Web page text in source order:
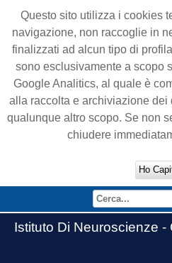
Questo sito utilizza i cookies
navigazione, non raccoglie in
finalizzati ad alcun tipo di
sono esclusivamente a scopo
Google Analitics, al quale è
alla raccolta e archiviazione
qualunque altro scopo. Se non
chiudere
Ho
Istituto Di Neuroscienze -